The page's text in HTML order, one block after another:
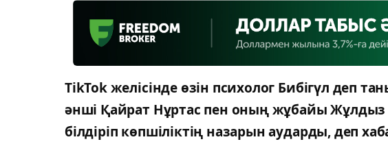
TikTok желісінде өзін психолог Бибігүл деп
әнші Қайрат Нұртас пен оның жұбайы Жұлдыз
білдіріп көпшіліктің назарын аударды, деп